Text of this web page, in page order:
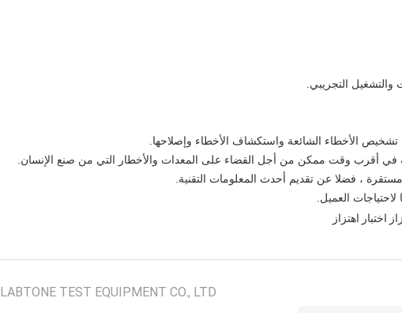
التجريبي.
تشخيص الأخطاء الشائعة واستكشاف الأخطاء وإصلاحها.
أقرب وقت ممكن من أجل القضاء على المعدات والأخطار التي من صنع الإنسان.
، فضلا عن تقديم أحدث المعلومات التقنية.
العميل.
اختبار اهتزاز
LABTONE TEST EQUIPMENT CO., LTD